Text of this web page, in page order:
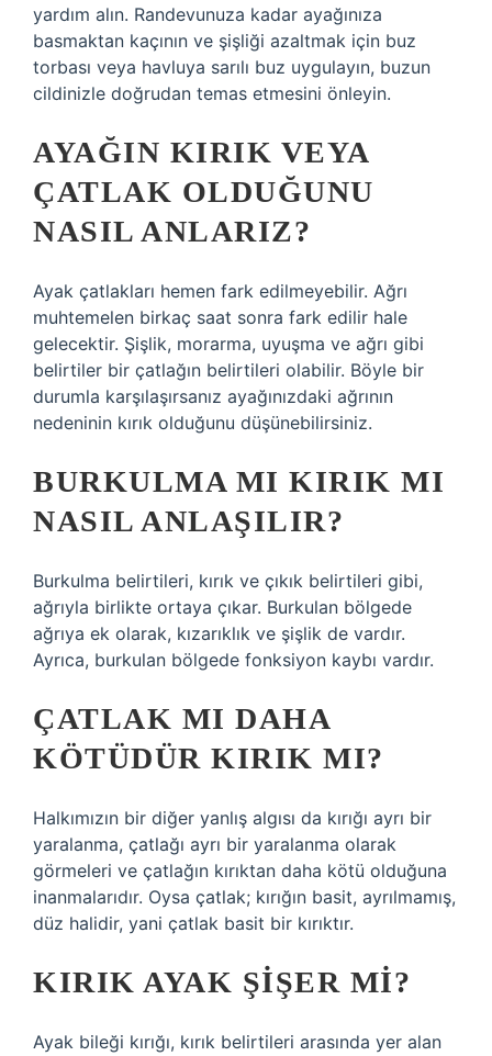
yardım alın. Randevunuza kadar ayağınıza
basmaktan kaçının ve şişliği azaltmak için buz
torbası veya havluya sarılı buz uygulayın, buzun
cildinizle doğrudan temas etmesini önleyin.
AYAĞIN KIRIK VEYA
ÇATLAK OLDUĞUNU
NASIL ANLARIZ?
Ayak çatlakları hemen fark edilmeyebilir. Ağrı
muhtemelen birkaç saat sonra fark edilir hale
gelecektir. Şişlik, morarma, uyuşma ve ağrı gibi
belirtiler bir çatlağın belirtileri olabilir. Böyle bir
durumla karşılaşırsanız ayağınızdaki ağrının
nedeninin kırık olduğunu düşünebilirsiniz.
BURKULMA MI KIRIK MI
NASIL ANLAŞILIR?
Burkulma belirtileri, kırık ve çıkık belirtileri gibi,
ağrıyla birlikte ortaya çıkar. Burkulan bölgede
ağrıya ek olarak, kızarıklık ve şişlik de vardır.
Ayrıca, burkulan bölgede fonksiyon kaybı vardır.
ÇATLAK MI DAHA
KÖTÜDÜR KIRIK MI?
Halkımızın bir diğer yanlış algısı da kırığı ayrı bir
yaralanma, çatlağı ayrı bir yaralanma olarak
görmeleri ve çatlağın kırıktan daha kötü olduğuna
inanmalarıdır. Oysa çatlak; kırığın basit, ayrılmamış,
düz halidir, yani çatlak basit bir kırıktır.
KIRIK AYAK ŞIŞER MI?
Ayak bileği kırığı, kırık belirtileri arasında yer alan